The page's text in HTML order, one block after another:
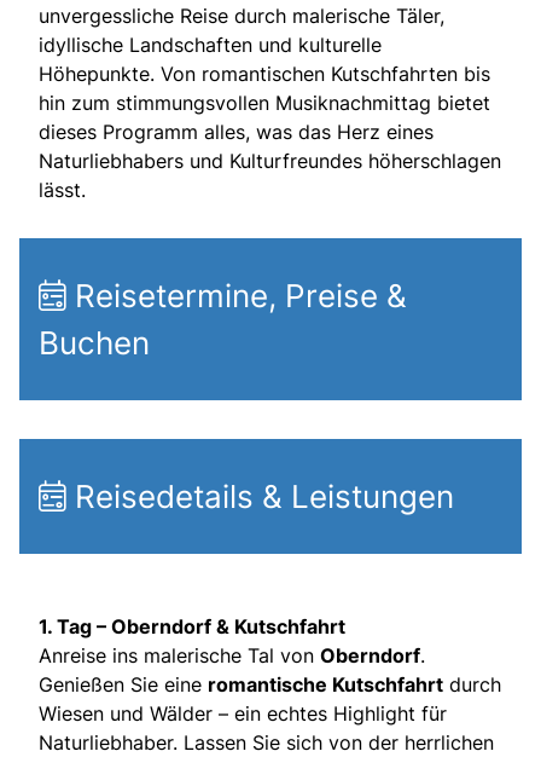
unvergessliche Reise durch malerische Täler,
idyllische Landschaften und kulturelle
Höhepunkte. Von romantischen Kutschfahrten bis
hin zum stimmungsvollen Musiknachmittag bietet
dieses Programm alles, was das Herz eines
Naturliebhabers und Kulturfreundes höherschlagen
lässt.
Reisetermine, Preise &
Buchen
Reisedetails & Leistungen
1. Tag – Oberndorf & Kutschfahrt
Anreise ins malerische Tal von Oberndorf.
Genießen Sie eine romantische Kutschfahrt durch
Wiesen und Wälder – ein echtes Highlight für
Naturliebhaber. Lassen Sie sich von der herrlichen